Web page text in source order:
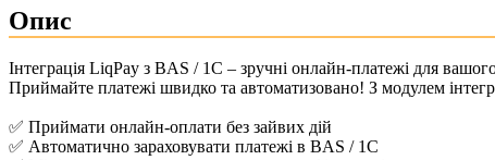
Опис
Інтеграція LiqPay з BAS / 1C – зручні онлайн-платежі для
Приймайте платежі швидко та автоматизовано! З модулем
✅ Приймати онлайн-оплати без зайвих дій
✅ Автоматично зараховувати платежі в BAS / 1C